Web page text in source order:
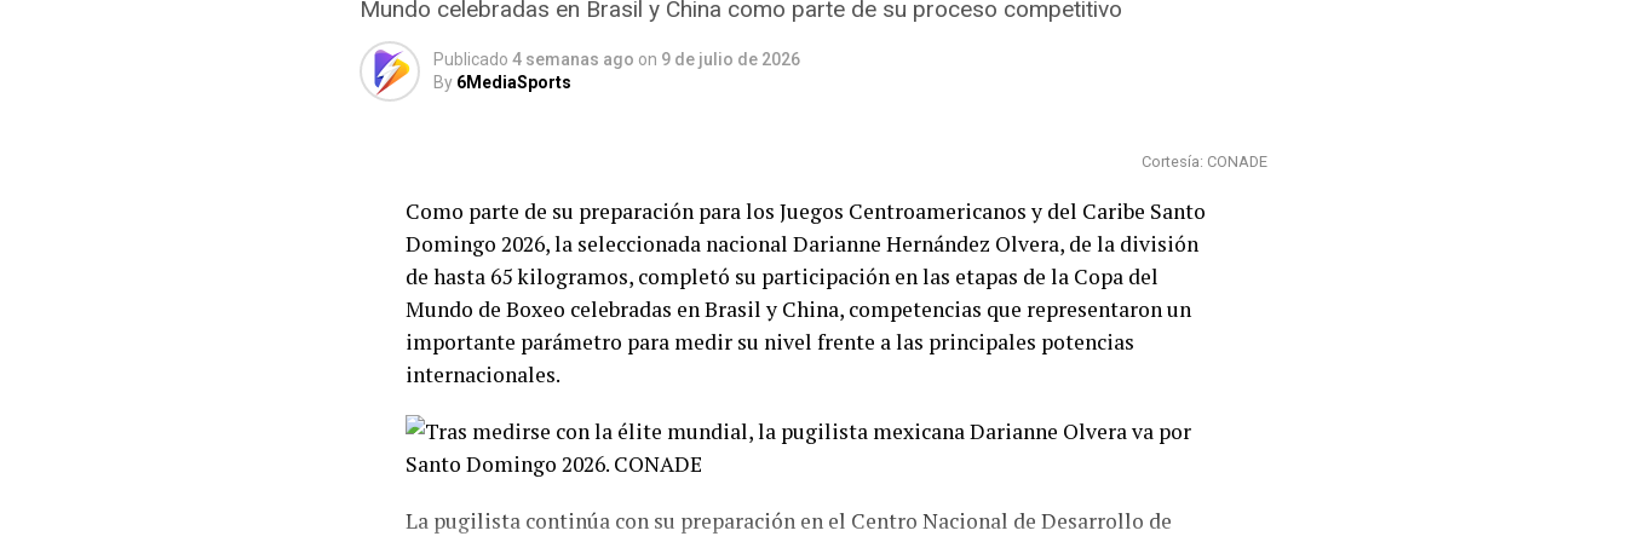
En la plataforma sincronizada 10 metros femenil, las olímpicas Alejandra Estudillo y
Gabriela Agúndez obtuvieron la medalla de plata con 288.42 puntos, solo por detrás
de las chinas Zhixin Qu y Minjie Zhang, quienes se llevaron el oro con 315.78. El
“Estamos muy contentas. Siempre es un gusto competir en casa, contar con toda la
porra mexicana y saber que nuestros amigos y familiares están en las gradas. Es algo
increíble y un verdadero honor”, señaló Gabriela Agúndez.
Por su parte, Alejandra Estudillo destacó la consolidación de la pareja nacional.
“Este es nuestro segundo año compitiendo juntas y creemos que lo hemos hecho muy
bien. Estamos muy contentas de representar a México. Sabemos que debemos seguir
Mundo celebradas en Brasil y China como parte de su proceso competitivo
Publicado 4 semanas ago on 9 de julio de 2026
By 6MediaSports
Cortesía: CONADE
Como parte de su preparación para los Juegos Centroamericanos y del Caribe Santo
Domingo 2026, la seleccionada nacional Darianne Hernández Olvera, de la división
de hasta 65 kilogramos, completó su participación en las etapas de la Copa del
Mundo de Boxeo celebradas en Brasil y China, competencias que representaron un
importante parámetro para medir su nivel frente a las principales potencias
internacionales.
La pugilista continúa con su preparación en el Centro Nacional de Desarrollo de